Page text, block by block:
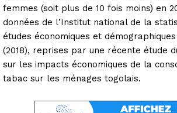
femmes (soit plus de 10 fois moins) en
données de l’Institut national de la
études économiques et démographiques
(2018), reprises par une récente étude
sur les impacts économiques de la
tabac sur les ménages togolais.